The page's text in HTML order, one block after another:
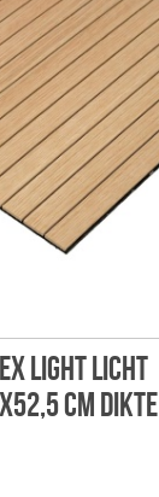
light licht
cm dikte